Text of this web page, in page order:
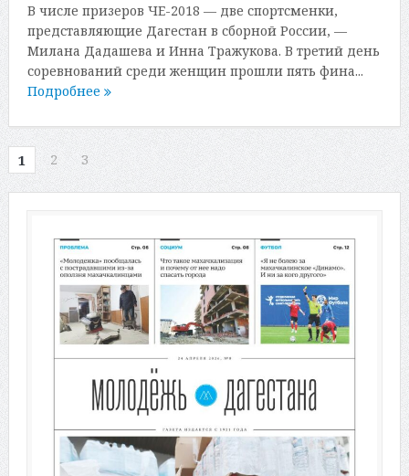
В числе призеров ЧЕ-2018 — две спортсменки,
представляющие Дагестан в сборной России, —
Милана Дадашева и Инна Тражукова. В третий день
соревнований среди женщин прошли пять фина...
Подробнее
1 2 3